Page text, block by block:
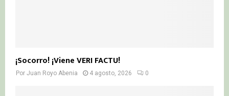
¡Socorro! ¡Viene VERI FACTU!
Por Juan Royo Abenia 4 agosto, 2026 0